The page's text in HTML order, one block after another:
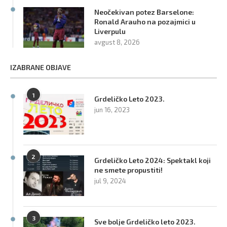
Neočekivan potez Barselone:
Ronald Arauho na pozajmici u
Liverpulu
avgust 8, 2026
IZABRANE OBJAVE
1 Grdeličko Leto 2023.
jun 16, 2023
2
Grdeličko Leto 2024: Spektakl koji
ne smete propustiti!
jul 9, 2024
3 Sve bolje Grdeličko leto 2023.